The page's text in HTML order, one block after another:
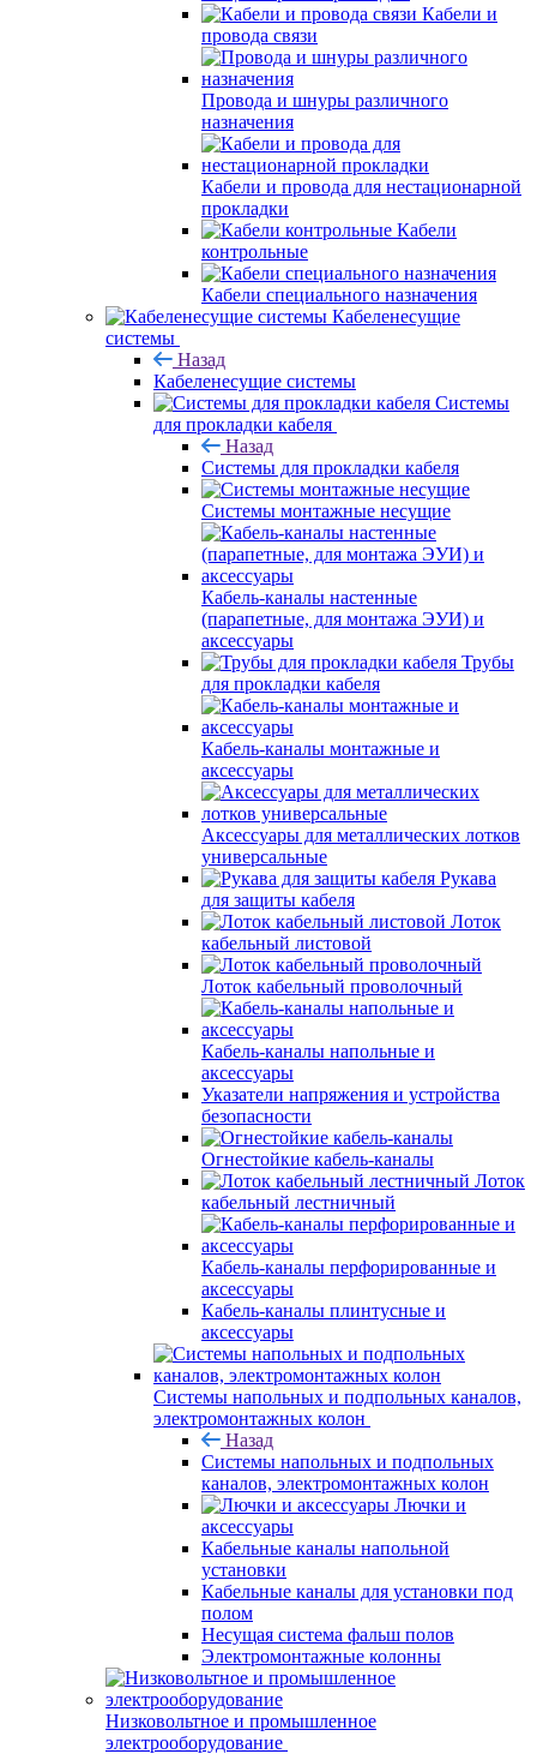
Кабели и
провода связи
Провода и шнуры различного
назначения
Кабели и провода для нестационарной
прокладки
Кабели
контрольные
Кабели специального назначения
Кабеленесущие
системы
Назад
Кабеленесущие системы
Системы
для прокладки кабеля
Назад
Системы для прокладки кабеля
Системы монтажные несущие
Кабель-каналы настенные
(парапетные, для монтажа ЭУИ) и
аксессуары
Трубы
для прокладки кабеля
Кабель-каналы монтажные и
аксессуары
Аксессуары для металлических лотков
универсальные
Рукава
для защиты кабеля
Лоток
кабельный листовой
Лоток кабельный проволочный
Кабель-каналы напольные и
аксессуары
Указатели напряжения и устройства
безопасности
Огнестойкие кабель-каналы
Лоток
кабельный лестничный
Кабель-каналы перфорированные и
аксессуары
Кабель-каналы плинтусные и
аксессуары
Системы напольных и подпольных каналов,
электромонтажных колон
Назад
Системы напольных и подпольных
каналов, электромонтажных колон
Лючки и
аксессуары
Кабельные каналы напольной
установки
Кабельные каналы для установки под
полом
Несущая система фальш полов
Электромонтажные колонны
Низковольтное и промышленное
электрооборудование